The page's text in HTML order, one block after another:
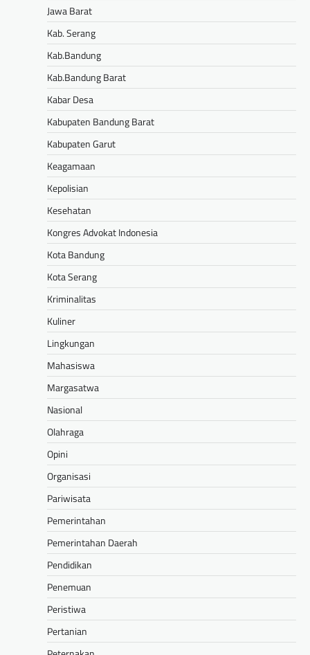
Jawa Barat
Kab. Serang
Kab.Bandung
Kab.Bandung Barat
Kabar Desa
Kabupaten Bandung Barat
Kabupaten Garut
Keagamaan
Kepolisian
Kesehatan
Kongres Advokat Indonesia
Kota Bandung
Kota Serang
Kriminalitas
Kuliner
Lingkungan
Mahasiswa
Margasatwa
Nasional
Olahraga
Opini
Organisasi
Pariwisata
Pemerintahan
Pemerintahan Daerah
Pendidikan
Penemuan
Peristiwa
Pertanian